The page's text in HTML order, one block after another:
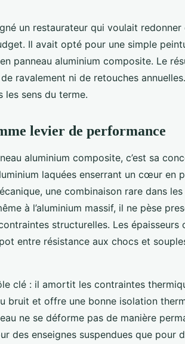
un restaurateur qui voulait
Il avait opté pour une simple
panneau aluminium composite. Le
ravalement ni de retouches
les sens du terme.
levier de performance
aluminium composite, c’est sa
laquées enserrant un cœur en
une combinaison rare dans
à l’aluminium massif, il ne pèse
structurelles. Les épaisseurs
entre résistance aux chocs et
clé : il amortit les contraintes
bruit et offre une bonne isolation
ne se déforme pas de manière
des enseignes suspendues que pour